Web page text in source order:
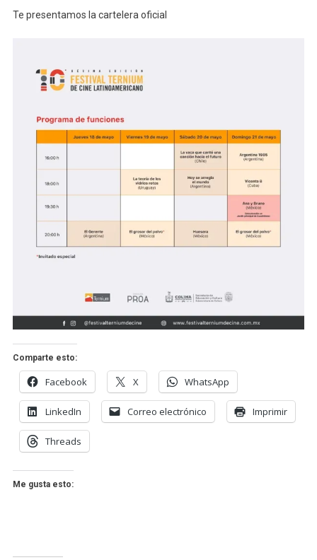
Te presentamos la cartelera oficial
Comparte esto:
Facebook X WhatsApp
LinkedIn Correo electrónico Imprimir
Threads
Me gusta esto: